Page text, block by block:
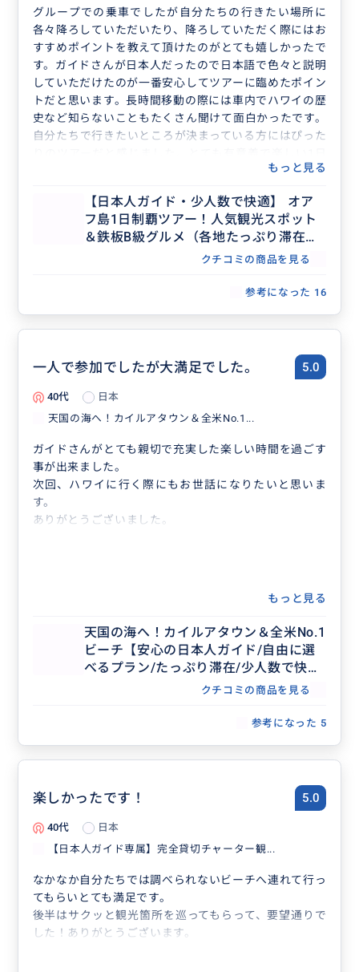
グループでの乗車でしたが自分たちの行きたい場所に
各々降ろしていただいたり、降ろしていただく際にはお
すすめポイントを教えて頂けたのがとても嬉しかったで
す。ガイドさんが日本人だったので日本語で色々と説明
していただけたのが一番安心してツアーに臨めたポイン
トだと思います。長時間移動の際には車内でハワイの歴
史など知らないこともたくさん聞けて面白かったです。
自分たちで行きたいところが決まっている方にはぴった
を過ごすことができました。ありがとうございました！
もっと見る
【日本人ガイド・少人数で快適】 オア
フ島1日制覇ツアー！人気観光スポット
＆鉄板B級グルメ（各地たっぷり滞在で
行きたいスポットを自由に選択）
クチコミの商品を見る
参考になった 16
一人で参加でしたが大満足でした。 5.0
40代
日本
天国の海へ！カイルアタウン＆全米No.1...
ガイドさんがとても親切で充実した楽しい時間を過ごす
事が出来ました。
次回、ハワイに行く際にもお世話になりたいと思いま
す。
ありがとうございました。
もっと見る
天国の海へ！カイルアタウン＆全米No.1
ビーチ【安心の日本人ガイド/自由に選
べるプラン/たっぷり滞在/少人数で快
クチコミの商品を見る
参考になった 5
楽しかったです！ 5.0
40代
日本
【日本人ガイド専属】完全貸切チャーター観...
なかなか自分たちでは調べられないビーチへ連れて行っ
てもらいとても満足です。
後半はサクッと観光箇所を巡ってもらって、要望通りで
した！ありがとうございます。